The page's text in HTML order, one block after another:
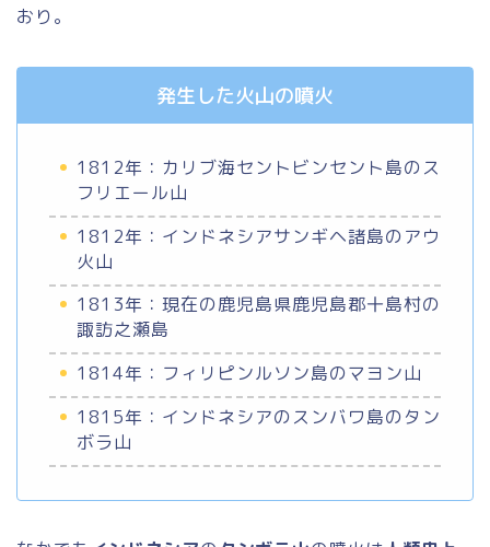
おり。
発生した火山の噴火
1812年：カリブ海セントビンセント島のス
フリエール山
1812年：インドネシアサンギヘ諸島のアウ
火山
1813年：現在の鹿児島県鹿児島郡十島村の
諏訪之瀬島
1814年：フィリピンルソン島のマヨン山
1815年：インドネシアのスンバワ島のタン
ボラ山